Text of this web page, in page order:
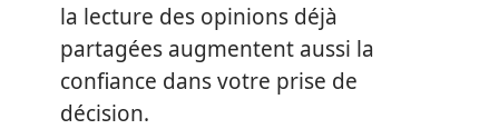
la lecture des opinions déjà
partagées augmentent aussi la
confiance dans votre prise de
décision.